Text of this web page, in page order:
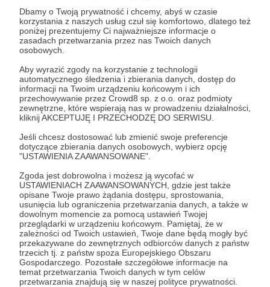
Dbamy o Twoją prywatność i chcemy, abyś w czasie
korzystania z naszych usług czuł się komfortowo, dlatego też
poniżej prezentujemy Ci najważniejsze informacje o
zasadach przetwarzania przez nas Twoich danych
osobowych.
Aby wyrazić zgody na korzystanie z technologii
automatycznego śledzenia i zbierania danych, dostęp do
informacji na Twoim urządzeniu końcowym i ich
przechowywanie przez Crowd8 sp. z o.o. oraz podmioty
zewnętrzne, które wspierają nas w prowadzeniu działalności,
kliknij AKCEPTUJĘ I PRZECHODZĘ DO SERWISU.
Jeśli chcesz dostosować lub zmienić swoje preferencje
dotyczące zbierania danych osobowych, wybierz opcję
"USTAWIENIA ZAAWANSOWANE".
Zgoda jest dobrowolna i możesz ją wycofać w
USTAWIENIACH ZAAWANSOWANYCH, gdzie jest także
opisane Twoje prawo żądania dostępu, sprostowania,
usunięcia lub ograniczenia przetwarzania danych, a także w
dowolnym momencie za pomocą ustawień Twojej
przeglądarki w urządzeniu końcowym. Pamiętaj, że w
zależności od Twoich ustawień, Twoje dane będą mogły być
przekazywane do zewnętrznych odbiorców danych z państw
trzecich tj. z państw spoza Europejskiego Obszaru
Gospodarczego. Pozostałe szczegółowe informacje na
temat przetwarzania Twoich danych w tym celów
przetwarzania znajdują się w naszej polityce prywatności.
+5
17.09.2021 Komentarze: 4
149. Przedpremierowo #55
Dużo antropomorficznych postaci na raz. Dla Patronów.
rpg dcc dungeon crawl classics +3